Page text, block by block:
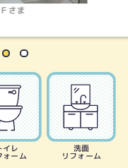
イレ
ォーム
洗面
リフォーム